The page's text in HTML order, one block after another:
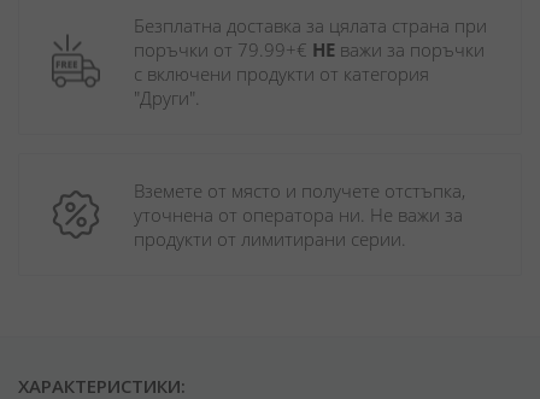
Безплатна доставка за цялата страна при
поръчки от 79.99+€ НЕ важи за поръчки
с включени продукти от категория
"Други".
Вземете от място и получете отстъпка,
уточнена от оператора ни. Не важи за
продукти от лимитирани серии.
ХАРАКТЕРИСТИКИ: